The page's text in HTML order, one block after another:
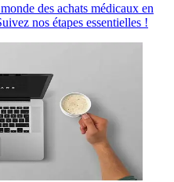
des achats médicaux en
nos étapes essentielles !